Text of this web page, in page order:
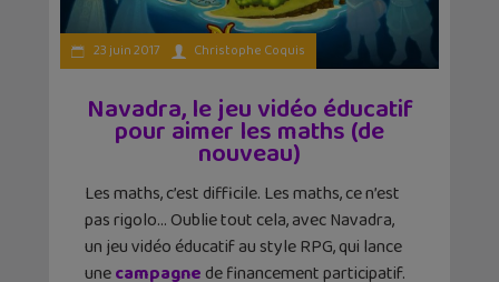
23 juin 2017 Christophe Coquis
Navadra, le jeu vidéo éducatif
pour aimer les maths (de
nouveau)
Les maths, c’est difficile. Les maths, ce n’est
pas rigolo… Oublie tout cela, avec Navadra,
un jeu vidéo éducatif au style RPG, qui lance
unecampagne de financement participatif.